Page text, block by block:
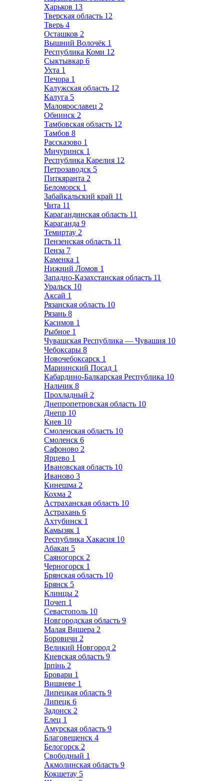
Харьков 13
Тверская область 12
Тверь 4
Осташков 2
Вышний Волочёк 1
Республика Коми 12
Сыктывкар 6
Ухта 1
Печора 1
Калужская область 12
Калуга 5
Малоярославец 2
Обнинск 2
Тамбовская область 12
Тамбов 8
Рассказово 1
Мичуринск 1
Республика Карелия 12
Петрозаводск 5
Питкяранта 2
Беломорск 1
Забайкальский край 11
Чита 11
Карагандинская область 11
Караганда 9
Темиртау 2
Пензенская область 11
Пенза 7
Каменка 1
Нижний Ломов 1
Западно-Казахстанская область 11
Уральск 10
Аксай 1
Рязанская область 10
Рязань 8
Касимов 1
Рыбное 1
Чувашская Республика — Чувашия 10
Чебоксары 8
Новочебоксарск 1
Мариинский Посад 1
Кабардино-Балкарская Республика 10
Нальчик 8
Прохладный 2
Днепропетровская область 10
Днепр 10
Киев 10
Смоленская область 10
Смоленск 6
Сафоново 2
Ярцево 1
Ивановская область 10
Иваново 3
Кинешма 2
Кохма 2
Астраханская область 10
Астрахань 6
Ахтубинск 1
Камызяк 1
Республика Хакасия 10
Абакан 5
Саяногорск 2
Черногорск 1
Брянская область 10
Брянск 5
Клинцы 2
Почеп 1
Севастополь 10
Новгородская область 9
Малая Вишера 2
Боровичи 2
Великий Новгород 2
Киевская область 9
Ірпінь 2
Бровари 1
Вишневе 1
Липецкая область 9
Липецк 6
Задонск 2
Елец 1
Амурская область 9
Благовещенск 4
Белогорск 2
Свободный 1
Акмолинская область 9
Кокшетау 5